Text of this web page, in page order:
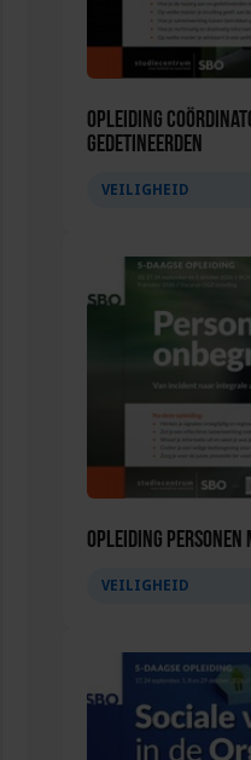
Opleiding
gedetineerden
VEILIGHEID
Opleiding Personen
VEILIGHEID